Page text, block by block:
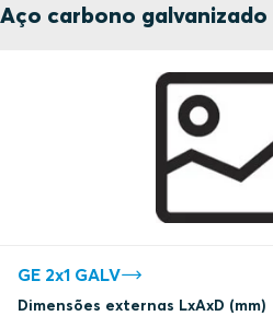
Aço carbono galvanizado
GE 2x1 GALV
Dimensões externas LxAxD (mm)